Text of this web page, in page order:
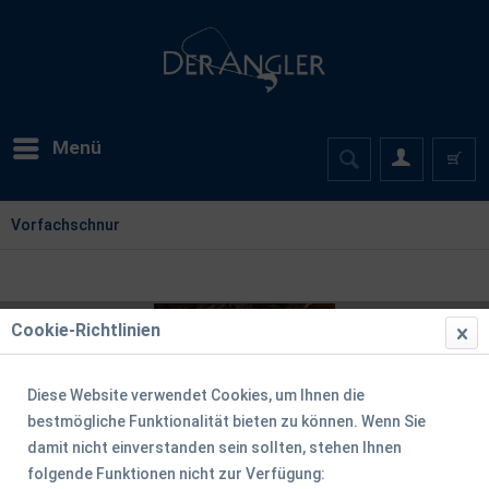
Menü
Vorfachschnur
Cookie-Richtlinien
Diese Website verwendet Cookies, um Ihnen die
bestmögliche Funktionalität bieten zu können. Wenn Sie
damit nicht einverstanden sein sollten, stehen Ihnen
folgende Funktionen nicht zur Verfügung: